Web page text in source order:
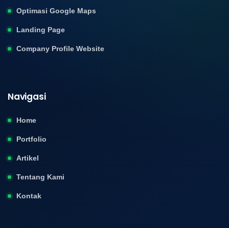
Optimasi Google Maps
Landing Page
Company Profile Website
Navigasi
Home
Portfolio
Artikel
Tentang Kami
Kontak